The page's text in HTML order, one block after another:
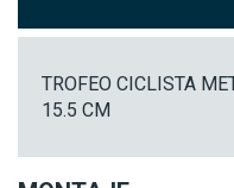
TROFEO CICLISTA
15.5 CM